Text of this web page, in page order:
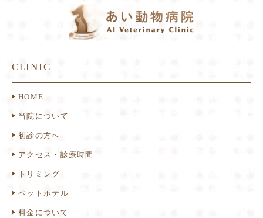
CLINIC
HOME
当院について
初診の方へ
アクセス・診療時間
トリミング
ペットホテル
料金について